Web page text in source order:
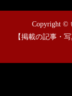
Copyright ©
【掲載の記事・